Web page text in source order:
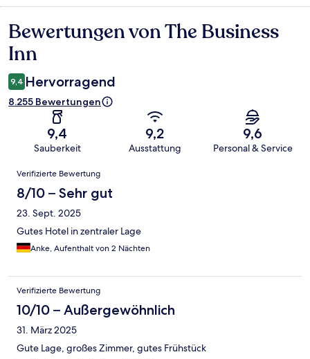
Bewertungen
Bewertungen von The Business
Inn
9,4 Hervorragend
8.255 Bewertungen
9,4
Sauberkeit
9,2
Ausstattung
9,6
Personal & Service
Bewertungen
Verifizierte Bewertung
8/10 – Sehr gut
23. Sept. 2025
Gutes Hotel in zentraler Lage
Anke, Aufenthalt von 2 Nächten
Verifizierte Bewertung
10/10 – Außergewöhnlich
31. März 2025
Gute Lage, großes Zimmer, gutes Frühstück